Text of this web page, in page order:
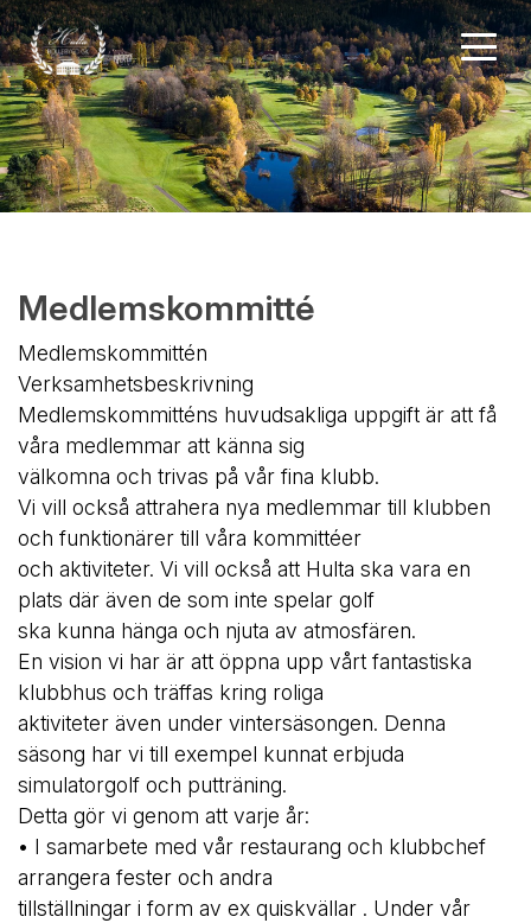
Medlemskommitté
Medlemskommittén
Verksamhetsbeskrivning
Medlemskommitténs huvudsakliga uppgift är att få
våra medlemmar att känna sig
välkomna och trivas på vår fina klubb.
Vi vill också attrahera nya medlemmar till klubben
och funktionärer till våra kommittéer
och aktiviteter. Vi vill också att Hulta ska vara en
plats där även de som inte spelar golf
ska kunna hänga och njuta av atmosfären.
En vision vi har är att öppna upp vårt fantastiska
klubbhus och träffas kring roliga
aktiviteter även under vintersäsongen. Denna
säsong har vi till exempel kunnat erbjuda
simulatorgolf och putträning.
Detta gör vi genom att varje år:
• I samarbete med vår restaurang och klubbchef
arrangera fester och andra
tillställningar i form av ex quiskvällar . Under vår